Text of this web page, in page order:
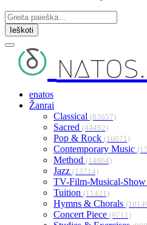
Ieškoti
enatos
Žanrai
Classical (83657)
Sacred (44492)
Pop & Rock (16071)
Contemporary Music
Method (14864)
Jazz (13714)
TV-Film-Musical-Show
Tuition (11421)
Hymns & Chorals
Concert Piece (9711)